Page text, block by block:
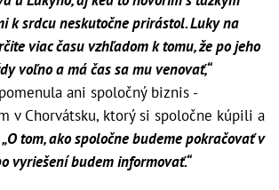
k srdcu neskutočne prirástol. Luky na
viac času vzhľadom k tomu, že po jeho
voľno a má čas sa mu venovať,“
ani spoločný biznis -
v Chorvátsku, ktorý si spoločne kúpili a
„O tom, ako spoločne budeme pokračovať v
vyriešení budem informovať.“